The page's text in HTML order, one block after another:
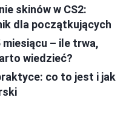
skinów w CS2:
dla początkujących
– ile trwa,
wiedzieć?
co to jest i jak